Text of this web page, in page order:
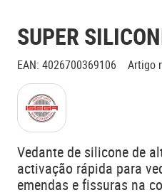
SUPER
EAN: 4026700369106 Artigo
Vedante de silicone de
activação rápida para
emendas e fissuras na